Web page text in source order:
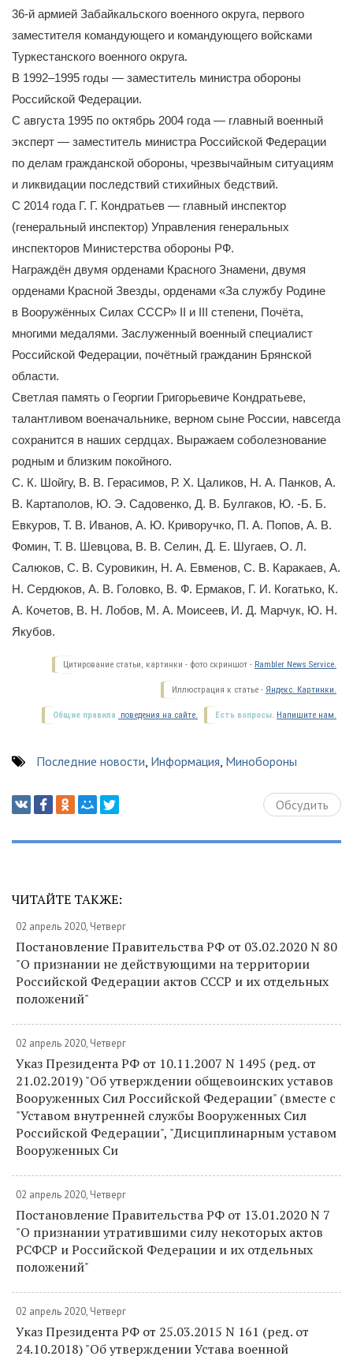
36-й армией Забайкальского военного округа, первого
заместителя командующего и командующего войсками
Туркестанского военного округа.
В 1992–1995 годы — заместитель министра обороны
Российской Федерации.
С августа 1995 по октябрь 2004 года — главный военный
эксперт — заместитель министра Российской Федерации
по делам гражданской обороны, чрезвычайным ситуациям
и ликвидации последствий стихийных бедствий.
С 2014 года Г. Г. Кондратьев — главный инспектор
(генеральный инспектор) Управления генеральных
инспекторов Министерства обороны РФ.
Награждён двумя орденами Красного Знамени, двумя
орденами Красной Звезды, орденами «За службу Родине
в Вооружённых Силах СССР» II и III степени, Почёта,
многими медалями. Заслуженный военный специалист
Российской Федерации, почётный гражданин Брянской
области.
Светлая память о Георгии Григорьевиче Кондратьеве,
талантливом военачальнике, верном сыне России, навсегда
сохранится в наших сердцах. Выражаем соболезнование
родным и близким покойного.
С. К. Шойгу, В. В. Герасимов, Р. Х. Цаликов, Н. А. Панков, А.
В. Картаполов, Ю. Э. Садовенко, Д. В. Булгаков, Ю. -Б. Б.
Евкуров, Т. В. Иванов, А. Ю. Криворучко, П. А. Попов, А. В.
Фомин, Т. В. Шевцова, В. В. Селин, Д. Е. Шугаев, О. Л.
Салюков, С. В. Суровикин, Н. А. Евменов, С. В. Каракаев, А.
Н. Сердюков, А. В. Головко, В. Ф. Ермаков, Г. И. Когатько, К.
А. Кочетов, В. Н. Лобов, М. А. Моисеев, И. Д. Марчук, Ю. Н.
Якубов.
Цитирование статьи, картинки - фото скриншот - Rambler News Service.
Иллюстрация к статье - Яндекс. Картинки.
Есть вопросы. Напишите нам.
Общие правила поведения на сайте.
Последние новости Информация Минобороны
Обсудить
ЧИТАЙТЕ ТАКЖЕ:
02 апрель 2020, Четверг
Постановление Правительства РФ от 03.02.2020 N 80
"О признании не действующими на территории
Российской Федерации актов СССР и их отдельных
положений"
02 апрель 2020, Четверг
Указ Президента РФ от 10.11.2007 N 1495 (ред. от
21.02.2019) "Об утверждении общевоинских уставов
Вооруженных Сил Российской Федерации" (вместе с
"Уставом внутренней службы Вооруженных Сил
Российской Федерации", "Дисциплинарным уставом
Вооруженных Си
02 апрель 2020, Четверг
Постановление Правительства РФ от 13.01.2020 N 7
"О признании утратившими силу некоторых актов
РСФСР и Российской Федерации и их отдельных
положений"
02 апрель 2020, Четверг
Указ Президента РФ от 25.03.2015 N 161 (ред. от
24.10.2018) "Об утверждении Устава военной